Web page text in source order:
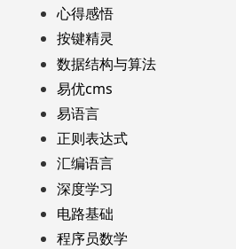
心得感悟
按键精灵
数据结构与算法
易优cms
易语言
正则表达式
汇编语言
深度学习
电路基础
程序员数学